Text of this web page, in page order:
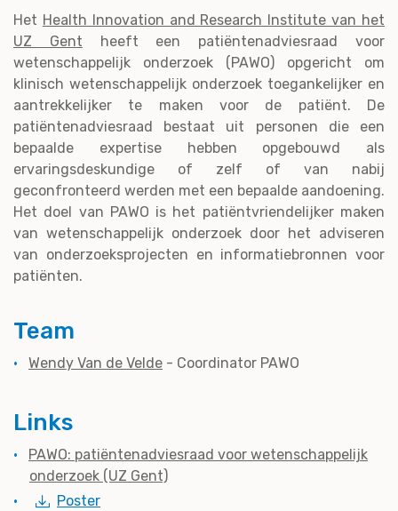
Het Health Innovation and Research Institute van het
UZ Gent heeft een patiëntenadviesraad voor
wetenschappelijk onderzoek (PAWO) opgericht om
klinisch wetenschappelijk onderzoek toegankelijker en
aantrekkelijker te maken voor de patiënt. De
patiëntenadviesraad bestaat uit personen die een
bepaalde expertise hebben opgebouwd als
ervaringsdeskundige of zelf of van nabij
geconfronteerd werden met een bepaalde aandoening.
Het doel van PAWO is het patiëntvriendelijker maken
van wetenschappelijk onderzoek door het adviseren
van onderzoeksprojecten en informatiebronnen voor
patiënten.
Team
Wendy Van de Velde - Coordinator PAWO
Links
PAWO: patiëntenadviesraad voor wetenschappelijk
onderzoek (UZ Gent)
Poster